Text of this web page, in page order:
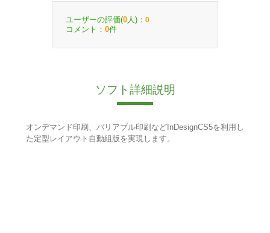
ユーザーの評価(0 人)： 0
コメント： 0件
ソフト詳細説明
オンデマンド印刷、バリアブル印刷などInDesignCS5を利用し
た定型レイアウト自動組版を実現します。